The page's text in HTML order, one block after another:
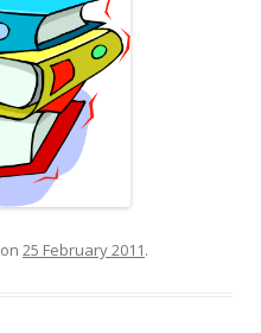
on 25 February 2011.